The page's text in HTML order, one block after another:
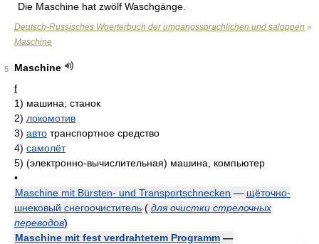
Die Maschine hat zwölf Waschgänge.
Deutsch-Russisches Woerterbuch der umgangssprachlichen und saloppen >
Maschine
5
Maschine
f
1) машина; станок
2) локомотив
3) авто транспортное средство
4) самолёт
5) (электронно-вычислительная) машина, компьютер
•
Maschine mit Bürsten- und Transportschnecken — щёточно-
шнековый снегоочиститель ( для очистки стрелочных
переводов)
Maschine mit fest verdrahtetem Programm —